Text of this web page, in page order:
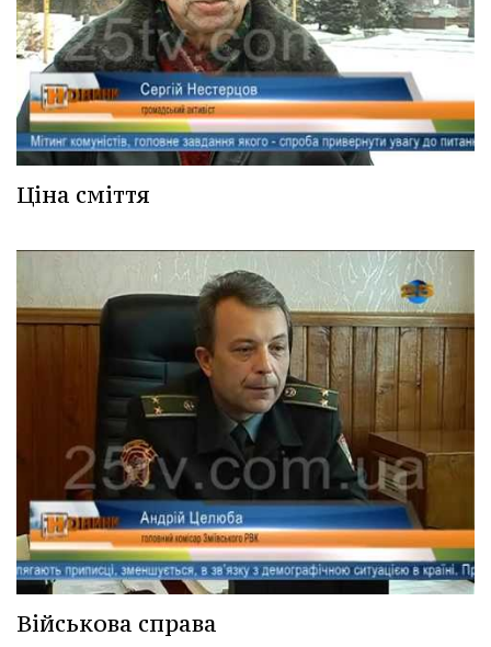
Ціна сміття
Військова справа